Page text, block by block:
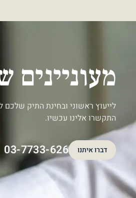
לייעוץ ראשוני ובחינת התיק
התקשרו אלינו עכשיו.
דברו איתנו
דברו איתנו
03-7733-626